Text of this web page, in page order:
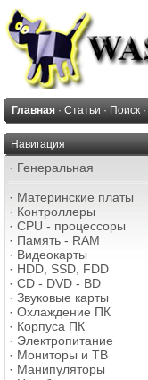
Главная · Статьи · Поиск ·
Навигация
· Генеральная
· Материнские платы
· Контроллеры
· CPU - процессоры
· Память - RAM
· Видеокарты
· HDD, SSD, FDD
· CD - DVD - BD
· Звуковые карты
· Охлаждение ПК
· Корпуса ПК
· Электропитание
· Мониторы и ТВ
· Манипуляторы